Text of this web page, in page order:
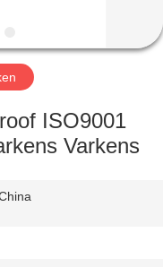
ISO9001
Varkens